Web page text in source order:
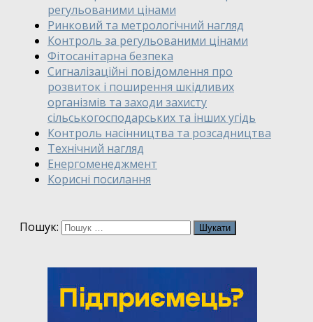
регульованими цінами
Ринковий та метрологічний нагляд
Контроль за регульованими цінами
Фітосанітарна безпека
Сигналізаційні повідомлення про
розвиток і поширення шкідливих
організмів та заходи захисту
сільськогосподарських та інших угідь
Контроль насінництва та розсадництва
Технічний нагляд
Енергоменеджмент
Корисні посилання
Пошук: